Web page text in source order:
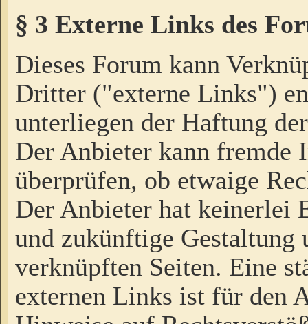
§ 3 Externe Links des
Dieses Forum kann
Dritter ("externe Links")
unterliegen der Haftung
Der Anbieter kann fremde
überprüfen, ob etwaige
Der Anbieter hat keinerlei
und zukünftige Gestaltung
verknüpften Seiten. Eine
externen Links ist für den